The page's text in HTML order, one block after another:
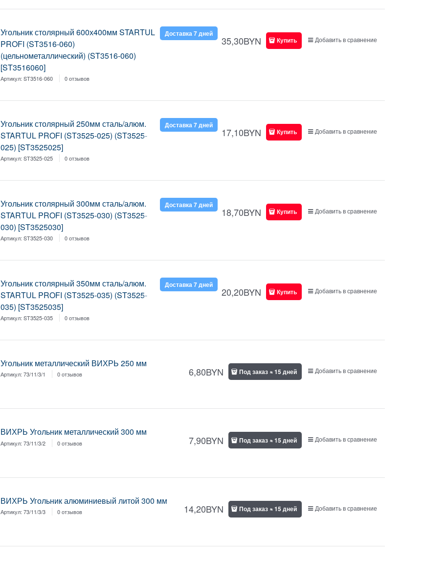
Угольник столярный 600х400мм STARTUL
PROFI (ST3516-060)
(цельнометаллический) (ST3516-060)
[ST3516060]
Артикул:ST3516-060 0 отзывов
Доставка 7 дней
35,30BYN Купить Добавить в сравнение
Угольник столярный 250мм сталь/алюм.
STARTUL PROFI (ST3525-025) (ST3525-
025) [ST3525025]
Артикул:ST3525-025 0 отзывов
Доставка 7 дней
17,10BYN Купить Добавить в сравнение
Угольник столярный 300мм сталь/алюм.
STARTUL PROFI (ST3525-030) (ST3525-
030) [ST3525030]
Артикул:ST3525-030 0 отзывов
Доставка 7 дней
18,70BYN Купить Добавить в сравнение
Угольник столярный 350мм сталь/алюм.
STARTUL PROFI (ST3525-035) (ST3525-
035) [ST3525035]
Артикул:ST3525-035 0 отзывов
Доставка 7 дней
20,20BYN Купить Добавить в сравнение
Угольник металлический ВИХРЬ 250 мм
Артикул:73/11/3/1 0 отзывов 6,80BYN Под заказ ≈ 15 дней Добавить в сравнение
ВИХРЬ Угольник металлический 300 мм
Артикул:73/11/3/2 0 отзывов 7,90BYN Под заказ ≈ 15 дней Добавить в сравнение
ВИХРЬ Угольник алюминиевый литой 300 мм
Артикул:73/11/3/3 0 отзывов 14,20BYN Под заказ ≈ 15 дней Добавить в сравнение